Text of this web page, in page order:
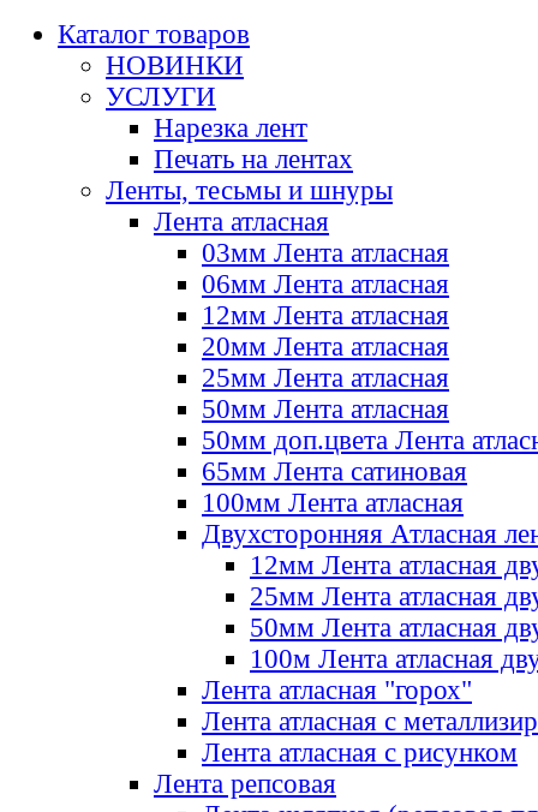
Каталог товаров
НОВИНКИ
УСЛУГИ
Нарезка лент
Печать на лентах
Ленты, тесьмы и шнуры
Лента атласная
03мм Лента атласная
06мм Лента атласная
12мм Лента атласная
20мм Лента атласная
25мм Лента атласная
50мм Лента атласная
50мм доп.цвета Лента
65мм Лента сатиновая
100мм Лента атласная
Двухсторонняя Атласная
12мм Лента атласная
25мм Лента атласная
50мм Лента атласная
100м Лента атласная
Лента атласная "горох"
Лента атласная с
Лента атласная с рисунком
Лента репсовая